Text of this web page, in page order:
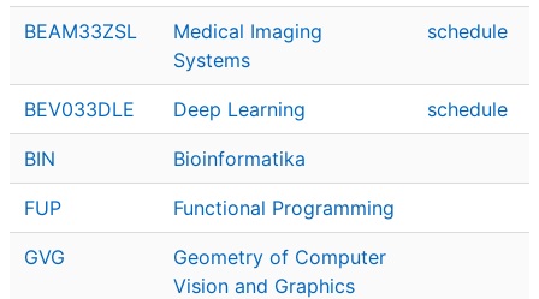
BEAM33ZSL
Medical Imaging
Systems
schedule
BEV033DLE Deep Learning schedule
BIN Bioinformatika
FUP Functional Programming
GVG
Geometry of Computer
Vision and Graphics